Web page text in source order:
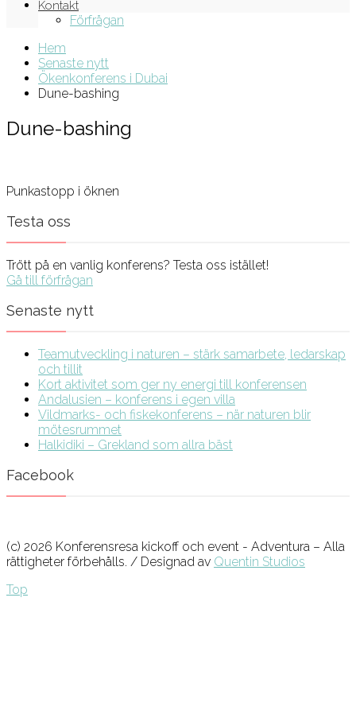
Kontakt
Förfrågan
Hem
Senaste nytt
Ökenkonferens i Dubai
Dune-bashing
Dune-bashing
Punkastopp i öknen
Testa oss
Trött på en vanlig konferens? Testa oss istället!
Gå till förfrågan
Senaste nytt
Teamutveckling i naturen – stärk samarbete, ledarskap
och tillit
Kort aktivitet som ger ny energi till konferensen
Andalusien – konferens i egen villa
Vildmarks- och fiskekonferens – när naturen blir
mötesrummet
Halkidiki – Grekland som allra bäst
Facebook
(c) 2026 Konferensresa kickoff och event - Adventura – Alla
rättigheter förbehålls. / Designad av Quentin Studios
Top